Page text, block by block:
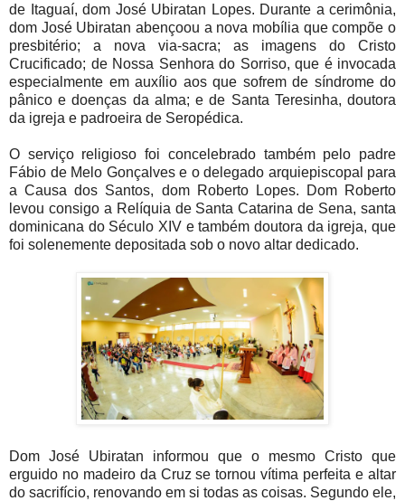
de Itaguaí, dom José Ubiratan Lopes. Durante a cerimônia,
dom José Ubiratan abençoou a nova mobília que compõe o
presbitério; a nova via-sacra; as imagens do Cristo
Crucificado; de Nossa Senhora do Sorriso, que é invocada
especialmente em auxílio aos que sofrem de síndrome do
pânico e doenças da alma; e de Santa Teresinha, doutora
da igreja e padroeira de Seropédica.
O serviço religioso foi concelebrado também pelo padre
Fábio de Melo Gonçalves e o delegado arquiepiscopal para
a Causa dos Santos, dom Roberto Lopes. Dom Roberto
levou consigo a Relíquia de Santa Catarina de Sena, santa
dominicana do Século XIV e também doutora da igreja, que
foi solenemente depositada sob o novo altar dedicado.
Dom José Ubiratan informou que o mesmo Cristo que
erguido no madeiro da Cruz se tornou vítima perfeita e altar
do sacrifício, renovando em si todas as coisas. Segundo ele,